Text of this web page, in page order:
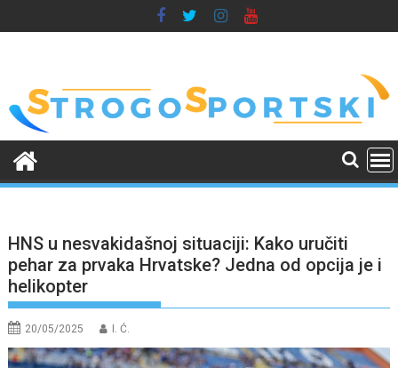
to
HNS u nesvakidašnoj situaciji: Kako uručiti
pehar za prvaka Hrvatske? Jedna od opcija je i
helikopter
20/05/2025 I. Ć.